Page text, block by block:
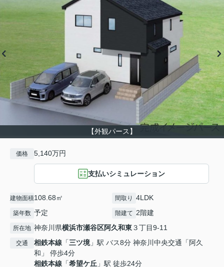
【外観パース】
価格 5,140万円
支払いシミュレーション
建物面積108.68㎡ 間取り 4LDK
築年数 予定 階建て 2階建
所在地 神奈川県横浜市瀬谷区阿久和東３丁目9-11
交通 相鉄本線 「三ツ境」駅 バス8分 神奈川中央交通「阿久
和」 停歩4分
相鉄本線 「希望ケ丘 」駅 徒歩24分